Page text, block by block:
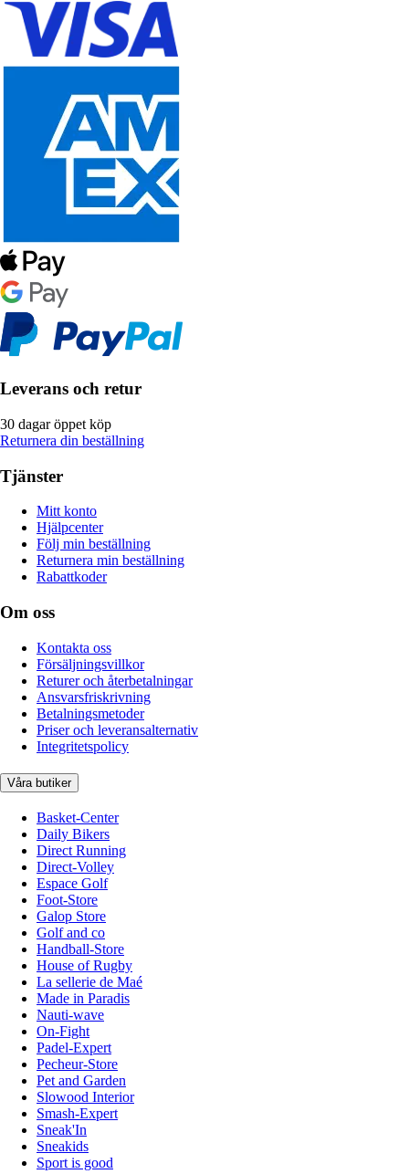
Leverans och retur
30 dagar öppet köp
Returnera din beställning
Tjänster
Mitt konto
Hjälpcenter
Följ min beställning
Returnera min beställning
Rabattkoder
Om oss
Kontakta oss
Försäljningsvillkor
Returer och återbetalningar
Ansvarsfriskrivning
Betalningsmetoder
Priser och leveransalternativ
Integritetspolicy
Våra butiker
Basket-Center
Daily Bikers
Direct Running
Direct-Volley
Espace Golf
Foot-Store
Galop Store
Golf and co
Handball-Store
House of Rugby
La sellerie de Maé
Made in Paradis
Nauti-wave
On-Fight
Padel-Expert
Pecheur-Store
Pet and Garden
Slowood Interior
Smash-Expert
Sneak'In
Sneakids
Sport is good